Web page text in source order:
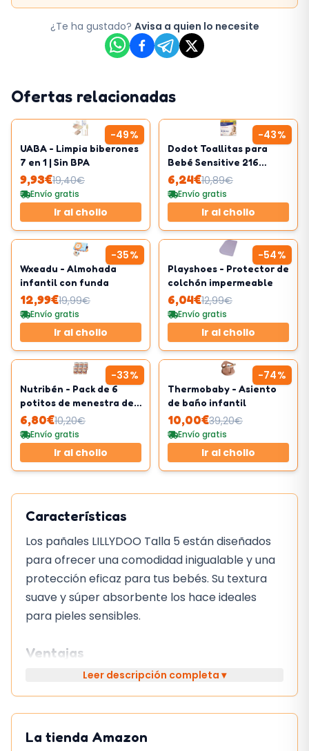
¿Te ha gustado? Avisa a quien lo necesite
Ofertas relacionadas
-49%
UABA - Limpia biberones
7 en 1 | Sin BPA
9,93€19,40€
Envío gratis
Ir al chollo
-43%
Dodot Toallitas para
Bebé Sensitive 216
Toallitas
6,24€10,89€
Envío gratis
Ir al chollo
-35%
Wxeadu - Almohada
infantil con funda
12,99€19,99€
Envío gratis
Ir al chollo
-54%
Playshoes - Protector de
colchón impermeable
6,04€12,99€
Envío gratis
Ir al chollo
-33%
Nutribén - Pack de 6
potitos de menestra de
cordero
6,80€10,20€
Envío gratis
Ir al chollo
-74%
Thermobaby - Asiento
de baño infantil
10,00€39,20€
Envío gratis
Ir al chollo
Características
Los pañales LILLYDOO Talla 5 están diseñados
para ofrecer una comodidad inigualable y una
protección eficaz para tus bebés. Su textura
suave y súper absorbente los hace ideales
para pieles sensibles.
Ventajas
Máxima comodidad y protección para tus
bebés
Suaves y delicados con la piel
Súper absorbentes y capaces de atrapar la
Leer descripción completa ▾
La tienda Amazon